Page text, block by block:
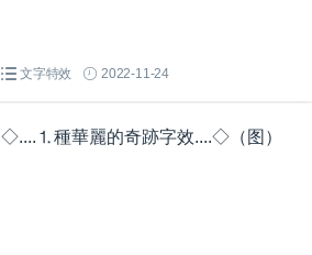
文字特效 2022-11-24
◇....⒈種華麗的奇跡字效....◇（图）